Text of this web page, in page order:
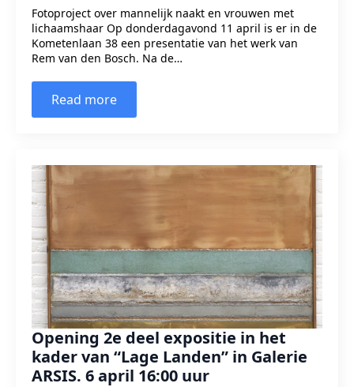
Fotoproject over mannelijk naakt en vrouwen met
lichaamshaar Op donderdagavond 11 april is er in de
Kometenlaan 38 een presentatie van het werk van
Rem van den Bosch. Na de…
Read more
Opening 2e deel expositie in het
kader van “Lage Landen” in Galerie
ARSIS. 6 april 16:00 uur